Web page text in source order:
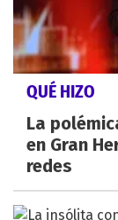
QUÉ HIZO
La
en Gran
redes